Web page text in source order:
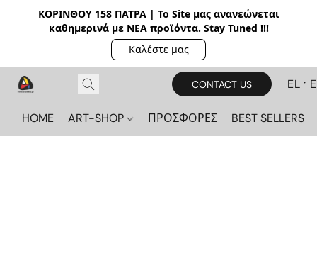
ΚΟΡΙΝΘΟΥ 158 ΠΑΤΡΑ | Το Site μας ανανεώνεται
καθημερινά με ΝΕΑ προϊόντα. Stay Tuned !!!
Καλέστε μας
CONTACT US EL
HOME ART-SHOP ΠΡΟΣΦΟΡΕΣ BEST SELLERS